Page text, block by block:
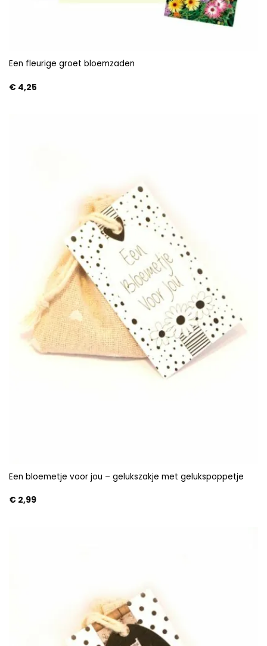
Een fleurige groet bloemzaden
€4,25
Een bloemetje voor jou – gelukszakje met gelukspoppetje
€2,99